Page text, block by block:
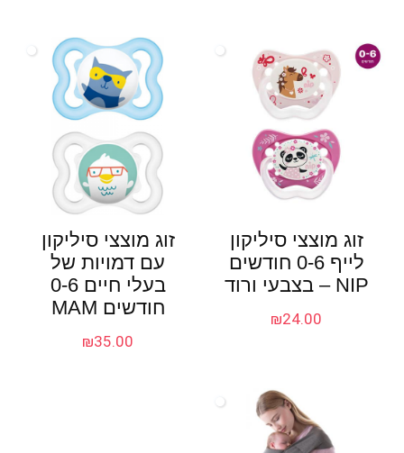
זוג מוצצי סיליקון
לייף 0-6 חודשים
NIP – בצבעי ורוד
₪24.00
זוג מוצצי סיליקון
עם דמויות של
בעלי חיים 0-6
חודשים MAM
₪35.00